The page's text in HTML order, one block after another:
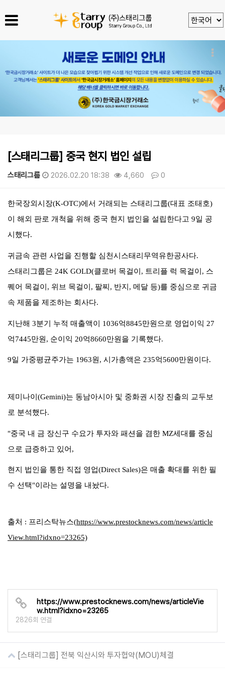
[스태리그룹] 중국 현지 법인 설립
스태리그룹 2026.02.20 18:38 4,660 0
본문
한국장외시장(K-OTC)에서 거래되는 스태리그룹(대표 조태호)
이 해외 판로 개척을 위해 중국 현지 법인을 설립한다고 9일 공
시했다.
귀금속 관련 사업을 진행할 심천시스태리무역유한공사다.
스태리그룹은 24K GOLD(클로버 목걸이 , 트리플 럭 목걸이 , 스
퀘어 목걸이 , 위브 목걸이 , 팔찌 , 반지 , 메달 등)를 중심으로 귀금
속 제품을 제조하는 회사다.
지난해 3분기 누적 매출액이 1036억8845만원으로 영업이익 27
억7445만원 , 순이익 20억8660만원을 기록했다.
9일 가중평균주가는 1963원, 시가총액은 235억5600만원이다.
제미나이 (Gemini)는 동남아시아 및 중화권 시장 진출의 교두보
로 분석했다.
"중국 내 금 장신구 수요가 투자와 패션을 겸한 MZ세대를 중심
으로 급증하고 있어,
현지 법인을 통한 직접 영업(Direct Sales)은 매출 확대를 위한 필
수 선택"이라는 설명을 내놨다.
출처 : 프리스탁뉴스(https://www.prestocknews.com/news/article
View.html?idxno=23265)
https://www.prestocknews.com/news/articleVie
w.html?idxno=23265
2826회 연결
[스태리그룹] 전북 익산시와 투자협약(MOU)체결